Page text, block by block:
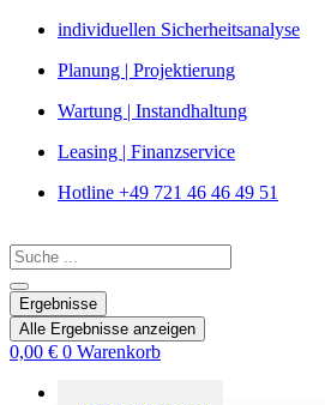
Zum
springen
individuellen Sicherheitsanalyse
Planung | Projektierung
Wartung | Instandhaltung
Leasing | Finanzservice
Hotline +49 721 46 46 49 51
Search
...
Ergebnisse
Alle Ergebnisse anzeigen
0,00 € 0 Warenkorb